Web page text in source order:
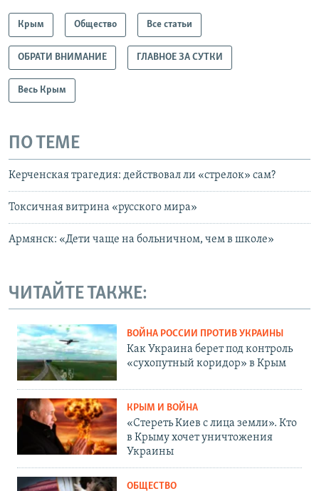
Крым Общество Все статьи
ОБРАТИ ВНИМАНИЕ ГЛАВНОЕ ЗА СУТКИ
Весь Крым
ПО ТЕМЕ
Керченская трагедия: действовал ли «стрелок» сам?
Токсичная витрина «русского мира»
Армянск: «Дети чаще на больничном, чем в школе»
ЧИТАЙТЕ ТАКЖЕ:
ВОЙНА РОССИИ ПРОТИВ УКРАИНЫ
Как Украина берет под контроль
«сухопутный коридор» в Крым
КРЫМ И ВОЙНА
«Стереть Киев с лица земли». Кто
в Крыму хочет уничтожения
Украины
ОБЩЕСТВО